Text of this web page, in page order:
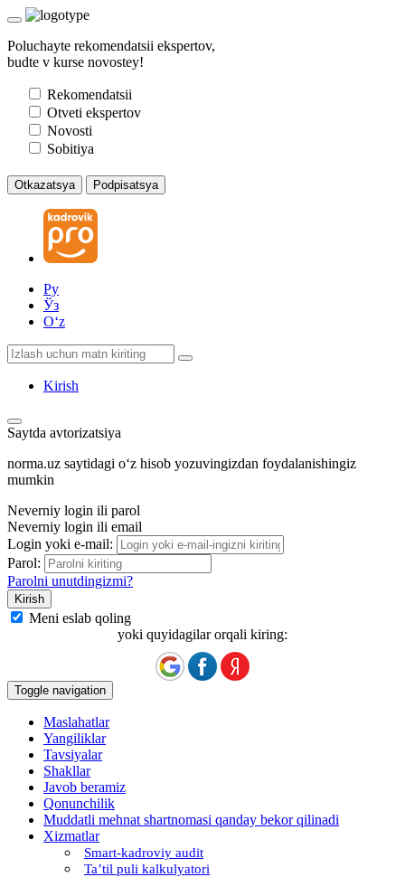
Poluchayte rekomendatsii ekspertov,
budte v kurse novostey!
Rekomendatsii
Otveti ekspertov
Novosti
Sobitiya
Otkazatsya Podpisatsya
Ру
Ўз
Oʻz
Kirish
Saytda avtorizatsiya
norma.uz saytidagi oʻz hisob yozuvingizdan foydalanishingiz
mumkin
Neverniy login ili parol
Neverniy login ili email
Login yoki e-mail:
Parol:
Parolni unutdingizmi?
Meni eslab qoling
yoki quyidagilar orqali kiring:
Toggle navigation
Maslahatlar
Yangiliklar
Tavsiyalar
Shakllar
Javob beramiz
Qonunchilik
Muddatli mehnat shartnomasi qanday bekor qilinadi
Xizmatlar
Smart-kadroviy audit
Ta’til puli kalkulyatori